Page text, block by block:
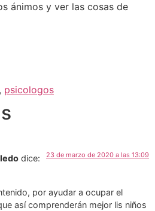
ánimos y ver las cosas de
, psicologos
dice: 23 de marzo de 2020 a las 13:09
por ayudar a ocupar el
así comprenderán mejor lis niños